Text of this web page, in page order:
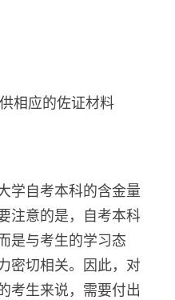
相应的佐证材料
自考本科的含金量
注意的是，自考本科
是与考生的学习态
密切相关。因此，对
考生来说，需要付出